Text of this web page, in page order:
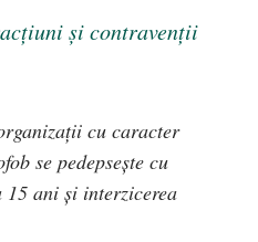
şi contravenţii
cu caracter
se pedepseşte cu
15 ani şi interzicerea